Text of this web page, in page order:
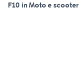
F10 in Moto e scooter